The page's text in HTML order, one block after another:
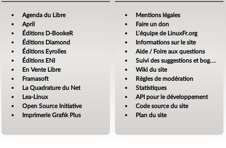
Agenda du Libre
April
Éditions D-BookeR
Éditions Diamond
Éditions Eyrolles
Éditions ENI
En Vente Libre
Framasoft
La Quadrature du Net
Lea-Linux
Open Source Initiative
Imprimerie Grafik Plus
Mentions légales
Faire un don
L’équipe de LinuxFr.org
Informations sur le site
Aide / Foire aux questions
Suivi des suggestions et bogues
Wiki du site
Règles de modération
Statistiques
API pour le développement
Code source du site
Plan du site